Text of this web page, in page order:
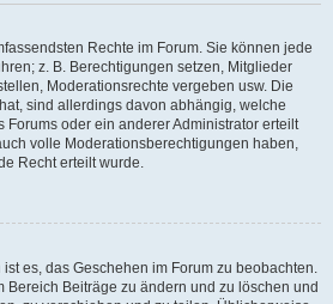
Rechte im Forum. Sie können jede
z. B. Berechtigungen setzen, Mitglieder
Moderationsrechte vergeben usw. Die
sind allerdings davon abhängig, welche
Forums oder ein anderer Administrator erteilt
volle Moderationsberechtigungen haben,
Recht erteilt wurde.
es, das Geschehen im Forum zu beobachten.
Bereich Beiträge zu ändern und zu löschen und